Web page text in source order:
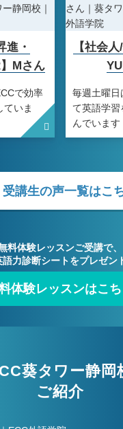
進・
Mさん
で効率
ていま
【社会
毎週土曜日
て英語学習
んでいます
受講生の声一覧はこ
体験レッスンはこち
葵タワー静岡
ご紹介